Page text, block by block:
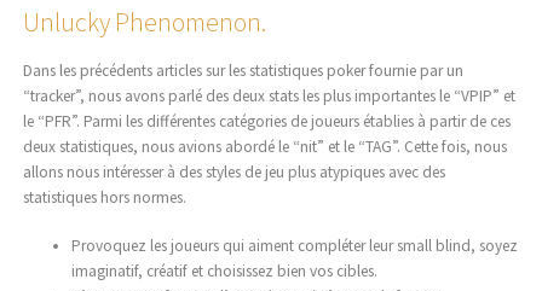
Unlucky Phenomenon.
Dans les précédents articles sur les statistiques poker fournie par un
“tracker”, nous avons parlé des deux stats les plus importantes le “VPIP” et
le “PFR”. Parmi les différentes catégories de joueurs établies à partir de ces
deux statistiques, nous avions abordé le “nit” et le “TAG”. Cette fois, nous
allons nous intéresser à des styles de jeu plus atypiques avec des
statistiques hors normes.
Provoquez les joueurs qui aiment compléter leur small blind, soyez
imaginatif, créatif et choisissez bien vos cibles.